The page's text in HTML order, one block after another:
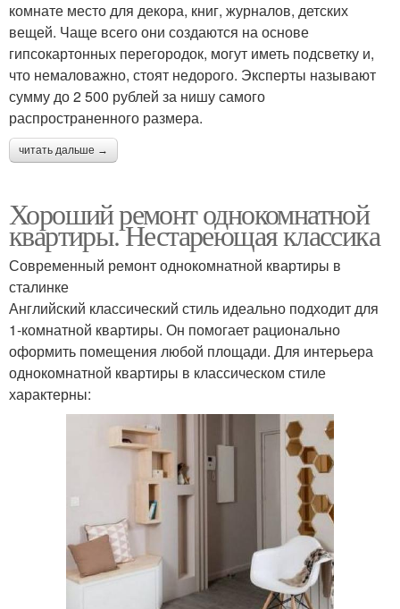
комнате место для декора, книг, журналов, детских
вещей. Чаще всего они создаются на основе
гипсокартонных перегородок, могут иметь подсветку и,
что немаловажно, стоят недорого. Эксперты называют
сумму до 2 500 рублей за нишу самого
распространенного размера.
читать дальше →
Хороший ремонт однокомнатной
квартиры. Нестареющая классика
Современный ремонт однокомнатной квартиры в
сталинке
Английский классический стиль идеально подходит для
1-комнатной квартиры. Он помогает рационально
оформить помещения любой площади. Для интерьера
однокомнатной квартиры в классическом стиле
характерны: